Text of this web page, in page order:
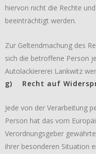
hiervon nicht die Rechte
beeinträchtigt werden.
Zur Geltendmachung des
sich die betroffene Person
Autolackiererei Lankwitz
g) Recht auf
Jede von der Verarbeitung
Person hat das vom
Verordnungsgeber
ihrer besonderen Situation